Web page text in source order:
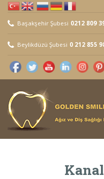
Başakşehir Şubesi 0212 809
Beylikdüzü Şubesi 0 212 855